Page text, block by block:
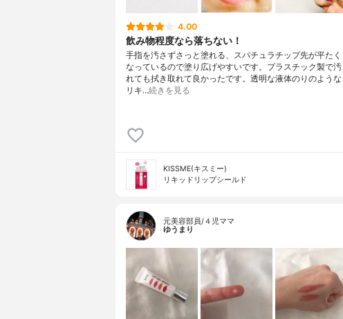
4.00
飲み物程度なら落ちない！
手指を汚さずさっと塗れる、スパチュラチップ先が平たく
なっているので塗り広げやすいです。プラスチック製で汚
れても拭き取れて良かったです。透明な液体のりのような
リキ…続きを見る
KISSME(キスミー)
リキッドリップシールド
元美容部員/４児ママ
ゆうまり